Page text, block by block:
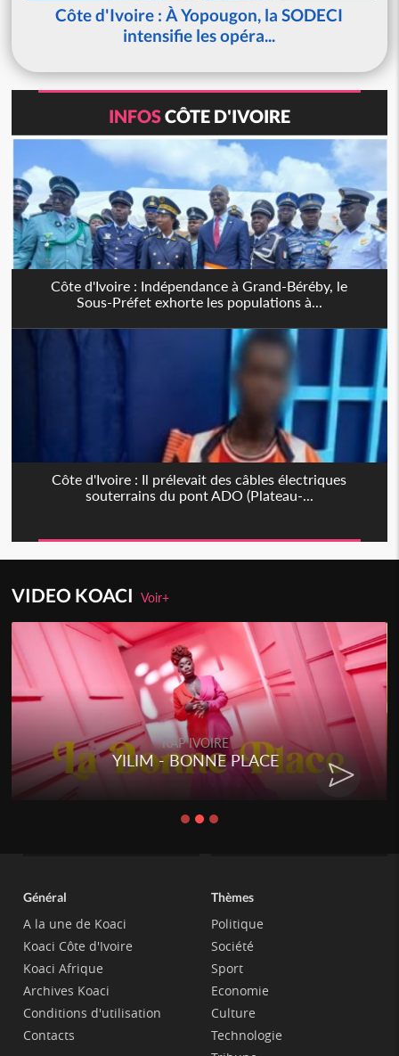
Côte d'Ivoire : À Yopougon, la SODECI
intensifie les opéra...
INFOSCÔTE D'IVOIRE
Côte d'Ivoire : Indépendance à Grand-Béréby, le
Sous-Préfet exhorte les populations à...
Côte d'Ivoire : Il prélevait des câbles électriques
souterrains du pont ADO (Plateau-...
VIDEO KOACIVoir+
RAP IVOIRE
YILIM - BONNE PLACE
Général
A la une de Koaci
Koaci Côte d'Ivoire
Koaci Afrique
Archives Koaci
Conditions d'utilisation
Contacts
Thèmes
Politique
Société
Sport
Economie
Culture
Technologie